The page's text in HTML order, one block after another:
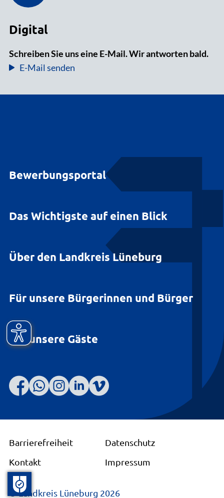
Digital
Schreiben Sie uns eine E-Mail. Wir antworten bald.
E-Mail senden
Bewerbungsportal
Das Wichtigste auf einen Blick
Über den Landkreis Lüneburg
Für unsere Bürgerinnen und Bürger
Für unsere Gäste
Barrierefreiheit
Datenschutz
Kontakt
Impressum
© Landkreis Lüneburg 2026